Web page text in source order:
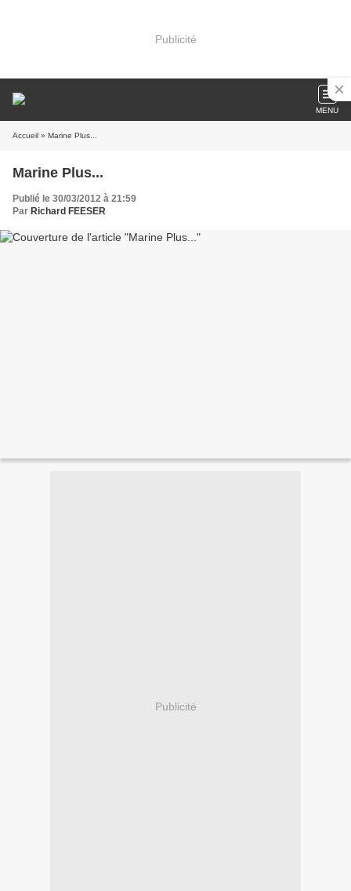
Publicité
MENU
Accueil » Marine Plus...
Marine Plus...
Publié le 30/03/2012 à 21:59
Par Richard FEESER
Publicité